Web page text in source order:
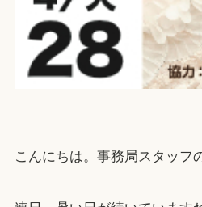
こんにちは。事務局スタッフ